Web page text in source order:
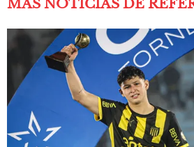
MÁS NOTICIAS DE